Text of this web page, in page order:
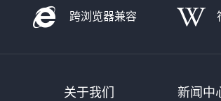
跨浏览器兼容
关于我们 新闻中